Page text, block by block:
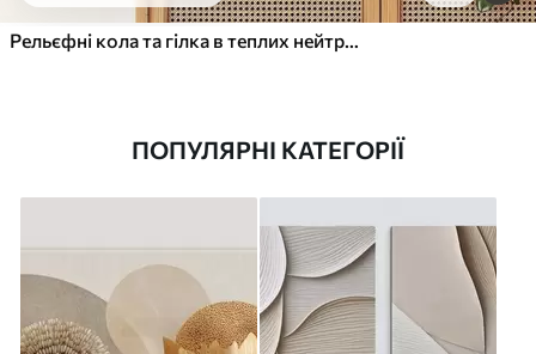
Рельєфні кола та гілка в теплих нейтральних тонах
ПОПУЛЯРНІ КАТЕГОРІЇ